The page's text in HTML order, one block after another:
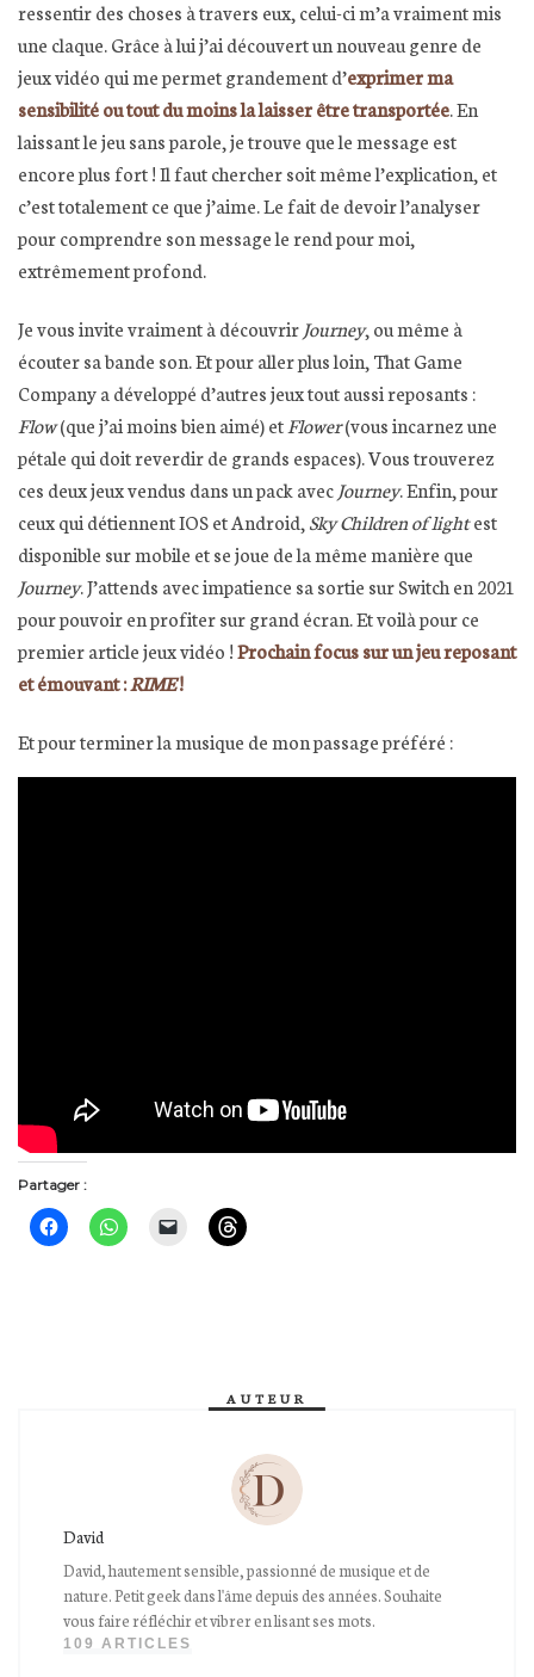
ressentir des choses à travers eux, celui-ci m’a vraiment mis
une claque. Grâce à lui j’ai découvert un nouveau genre de
jeux vidéo qui me permet grandement d’exprimer ma
sensibilité ou tout du moins la laisser être transportée. En
laissant le jeu sans parole, je trouve que le message est
encore plus fort ! Il faut chercher soit même l’explication, et
c’est totalement ce que j’aime. Le fait de devoir l’analyser
pour comprendre son message le rend pour moi,
extrêmement profond.
Je vous invite vraiment à découvrir Journey, ou même à
écouter sa bande son. Et pour aller plus loin, That Game
Company a développé d’autres jeux tout aussi reposants :
Flow(que j’ai moins bien aimé) et Flower(vous incarnez une
pétale qui doit reverdir de grands espaces). Vous trouverez
ces deux jeux vendus dans un pack avec Journey. Enfin, pour
ceux qui détiennent IOS et Android, Sky Children of lightest
disponible sur mobile et se joue de la même manière que
Journey. J’attends avec impatience sa sortie sur Switch en 2021
pour pouvoir en profiter sur grand écran. Et voilà pour ce
premier article jeux vidéo !Prochain focus sur un jeu reposant
et émouvant :RIME!
Et pour terminer la musique de mon passage préféré :
Partager :
AUTEUR
David
David, hautement sensible, passionné de musique et de
nature. Petit geek dans l'âme depuis des années. Souhaite
vous faire réfléchir et vibrer en lisant ses mots.
109 ARTICLES